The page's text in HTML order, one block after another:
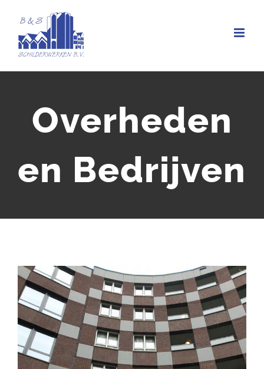
inhoud
Overheden
en Bedrijven
View
Larger
Image